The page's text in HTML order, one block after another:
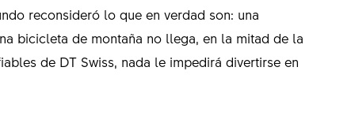
reconsideró lo que en verdad son: una
bicicleta de montaña no llega, en la mitad de la
de DT Swiss, nada le impedirá divertirse en